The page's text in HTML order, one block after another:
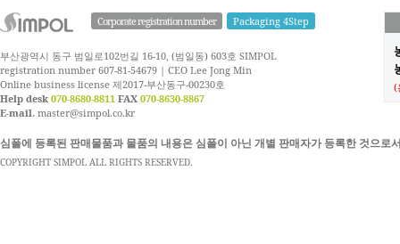
Corporate registration number Packaging 4Step
부산광역시 동구 범일로102번길 16-10, (범일동) 603호 SIMPOL
registration number 607-81-54679 | CEO Lee Jong Min
Online business license 제2017-부산동구-00230호
Help desk 070-8680-8811 FAX 070-8630-8867
E-mail. master@simpol.co.kr
(
심폴에 등록된 판매물품과 물품의 내용은 심폴이 아닌 개별 판매자가 등록한 것으
COPYRIGHT SIMPOL ALL RIGHTS RESERVED.